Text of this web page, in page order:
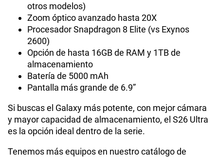
otros modelos)
Zoom óptico avanzado hasta 20X
Procesador Snapdragon 8 Elite (vs Exynos
2600)
Opción de hasta 16GB de RAM y 1TB de
almacenamiento
Batería de 5000 mAh
Pantalla más grande de 6.9”
Si buscas el Galaxy más potente, con mejor cámara
y mayor capacidad de almacenamiento, el S26 Ultra
es la opción ideal dentro de la serie.
Tenemos más equipos en nuestro catálogo de